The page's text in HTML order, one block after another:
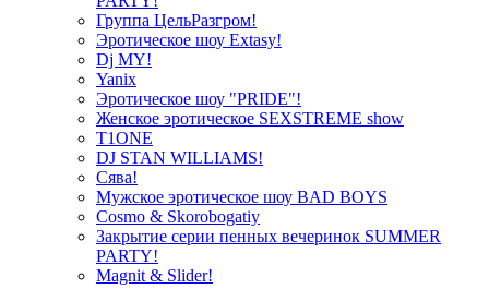
Группа ЦельРазгром!
Эротическое шоу Extasy!
Dj MY!
Yanix
Эротическое шоу "PRIDE"!
Женское эротическое SEXSTREME show
T1ONE
DJ STAN WILLIAMS!
Сява!
Мужское эротическое шоу BAD BOYS
Cosmo & Skorobogatiy
Закрытие серии пенных вечеринок SUMMER
PARTY!
Magnit & Slider!